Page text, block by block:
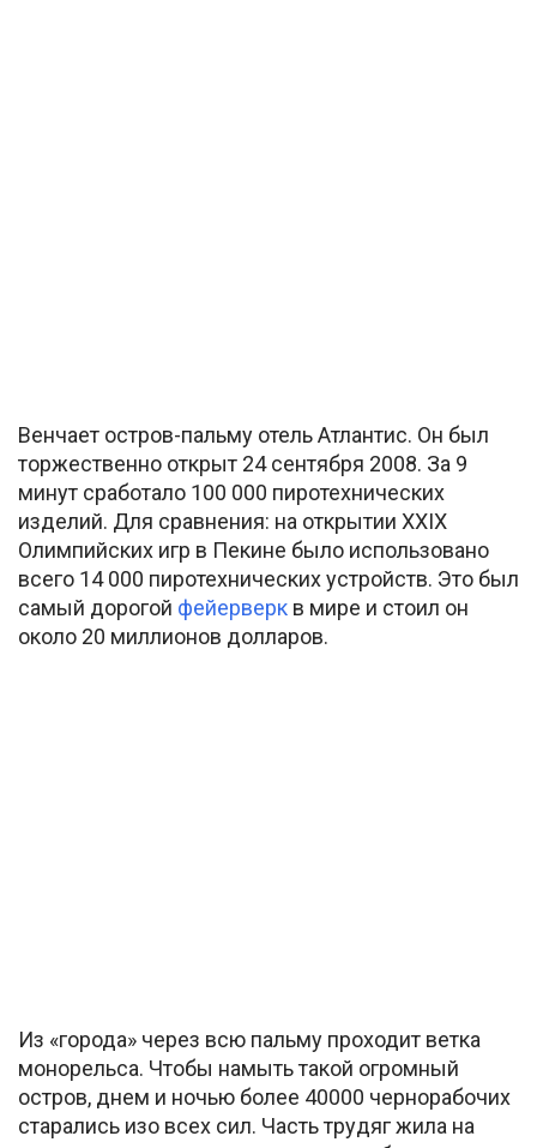
Венчает остров-пальму отель Атлантис. Он был
торжественно открыт 24 сентября 2008. За 9
минут сработало 100 000 пиротехнических
изделий. Для сравнения: на открытии XXIX
Олимпийских игр в Пекине было использовано
всего 14 000 пиротехнических устройств. Это был
самый дорогой фейерверк в мире и стоил он
около 20 миллионов долларов.
Из «города» через всю пальму проходит ветка
монорельса. Чтобы намыть такой огромный
остров, днем и ночью более 40000 чернорабочих
старались изо всех сил. Часть трудяг жила на